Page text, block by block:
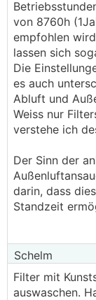
von 8760h
empfohlen
lassen sich
Die
es auch
Abluft und
Weiss nur
verstehe ich
Der Sinn der
darin, dass
Standzeit
Schelm
Filter mit
auswaschen.